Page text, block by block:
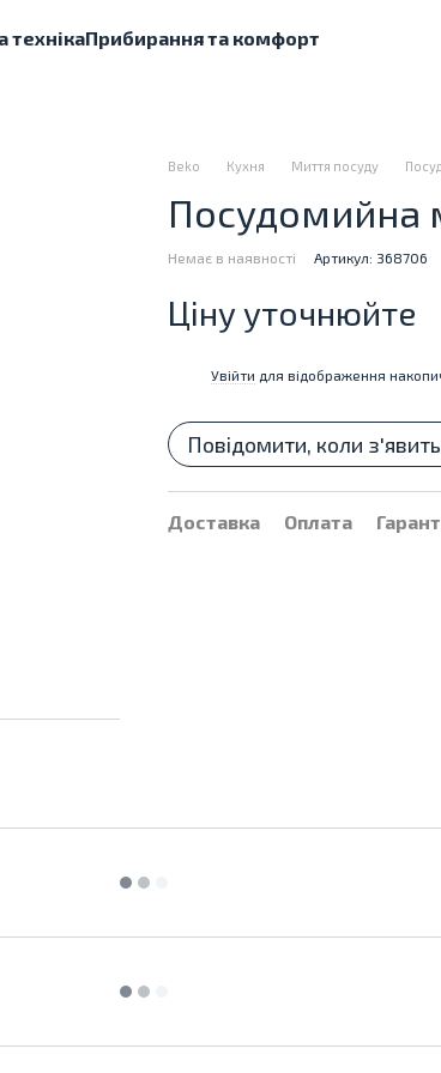
технікаПрибирання та комфорт
Beko Кухня Миття посуду
Посудомийна
Немає в наявності Артикул: 368706
Ціну уточнюйте
Увійти для відображення
Повідомити, коли
Доставка Оплата